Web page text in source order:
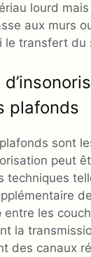
lourd
aux murs
le transfert du
plafonds
sont
peut
techniques
de
entre les
la
des canaux